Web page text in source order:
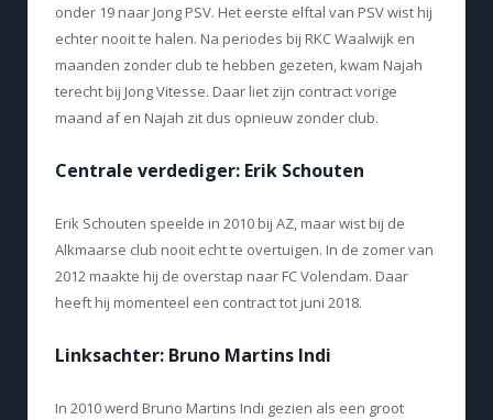
onder 19 naar Jong PSV. Het eerste elftal van PSV wist hij
echter nooit te halen. Na periodes bij RKC Waalwijk en
maanden zonder club te hebben gezeten, kwam Najah
terecht bij Jong Vitesse. Daar liet zijn contract vorige
maand af en Najah zit dus opnieuw zonder club.
Centrale verdediger: Erik Schouten
Erik Schouten speelde in 2010 bij AZ, maar wist bij de
Alkmaarse club nooit echt te overtuigen. In de zomer van
2012 maakte hij de overstap naar FC Volendam. Daar
heeft hij momenteel een contract tot juni 2018.
Linksachter: Bruno Martins Indi
In 2010 werd Bruno Martins Indi gezien als een groot